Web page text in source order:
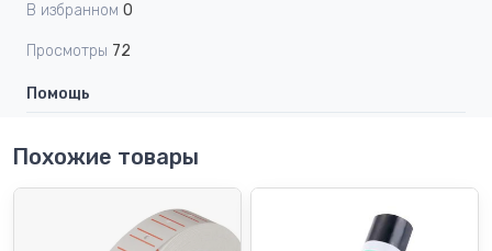
В избранном 0
Просмотры 72
Помощь
Похожие товары